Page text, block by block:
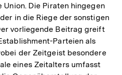
Die Piraten hingegen
in die Riege der sonstigen
vorliegende Beitrag greift
Parteien als
der Zeitgeist besondere
eines Zeitalters umfasst